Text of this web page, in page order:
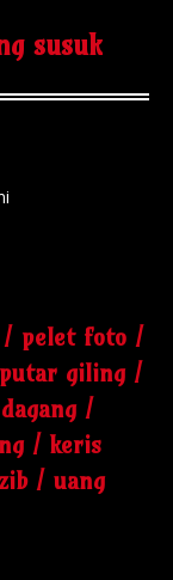
susuk
/ pelet foto /
giling /
/
/ keris
/ uang